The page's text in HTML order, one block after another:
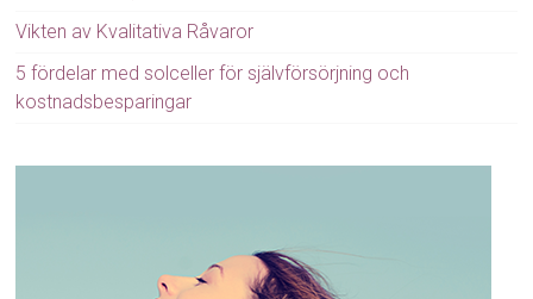
Vikten av Kvalitativa Råvaror
5 fördelar med solceller för självförsörjning och
kostnadsbesparingar